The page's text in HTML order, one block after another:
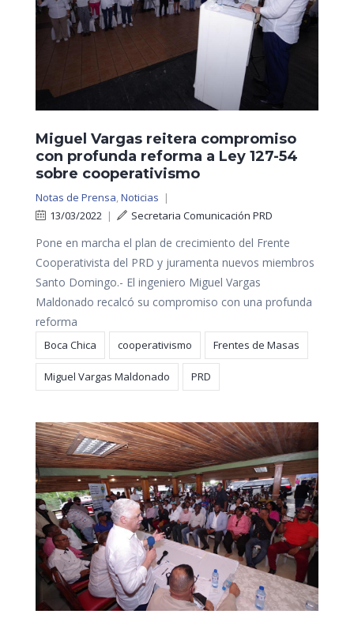
Miguel Vargas reitera compromiso
con profunda reforma a Ley 127-54
sobre cooperativismo
Notas de Prensa,Noticias |
13/03/2022 | Secretaria Comunicación PRD
Pone en marcha el plan de crecimiento del Frente
Cooperativista del PRD y juramenta nuevos miembros
Santo Domingo.- El ingeniero Miguel Vargas
Maldonado recalcó su compromiso con una profunda
reforma
Boca Chica cooperativismo Frentes de Masas
Miguel Vargas Maldonado PRD